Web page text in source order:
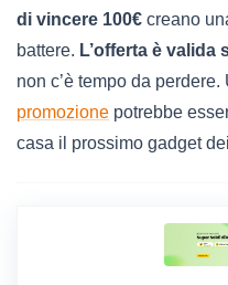
di vincere 100€ creano
battere. L’offerta è valida
non c’è tempo da
promozione potrebbe
casa il prossimo gadget